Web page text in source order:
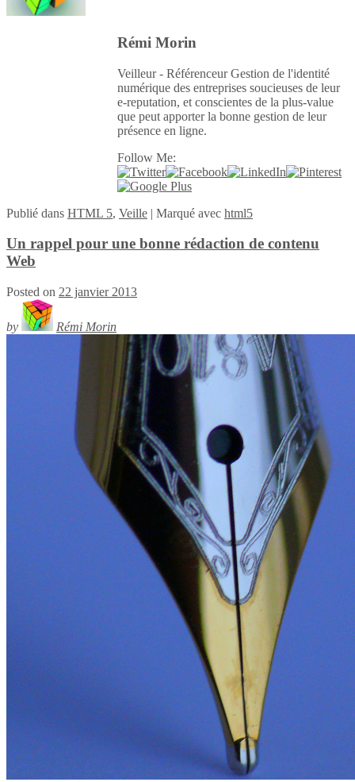
Rémi Morin
Veilleur - Référenceur Gestion de l'identité
numérique des entreprises soucieuses de leur
e-reputation, et conscientes de la plus-value
que peut apporter la bonne gestion de leur
présence en ligne.
Follow Me:
Publié dans HTML 5, Veille | Marqué avec html5
Un rappel pour une bonne rédaction de contenu
Web
Posted on 22 janvier 2013
by Rémi Morin